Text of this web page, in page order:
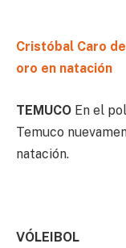
Cristóbal Caro
oro en natación
TEMUCO En el
Temuco
natación.
VÓLEIBOL